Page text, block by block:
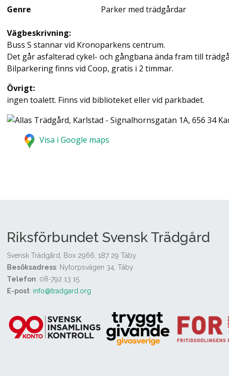
Genre
Parker med trädgårdar
Vägbeskrivning:
Buss S stannar vid Kronoparkens centrum.
Det går asfalterad cykel- och gångbana ända fram till
Bilparkering finns vid Coop, gratis i 2 timmar.
Övrigt:
ingen toalett. Finns vid biblioteket eller vid parkbadet.
Visa i Google maps
Riksförbundet Svensk Trädgård
Svensk Trädgård, Box 2966, 187 29 Täby
Besöksadress: Nytorpsvägen 34, Täby
Telefon: 08-792 13 15
E-post: info@tradgard.org